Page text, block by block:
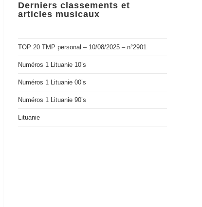
Derniers classements et
articles musicaux
TOP 20 TMP personal – 10/08/2025 – n°2901
Numéros 1 Lituanie 10’s
Numéros 1 Lituanie 00’s
Numéros 1 Lituanie 90’s
Lituanie